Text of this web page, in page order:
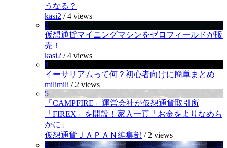
うなる？
kasi2 /4 views
3
仮想通貨マイニングマシンをゼロフィールドが販
売！
kasi2 /4 views
4
イーサリアムって何？初心者向けに簡単まとめ
milimili / 2 views
5
「CAMPFIRE」運営会社が仮想通貨取引所
「FIREX」を開設！家入一真「お金をよりなめら
かに」
仮想通貨ＪＡＰＡＮ編集部 / 2 views
6